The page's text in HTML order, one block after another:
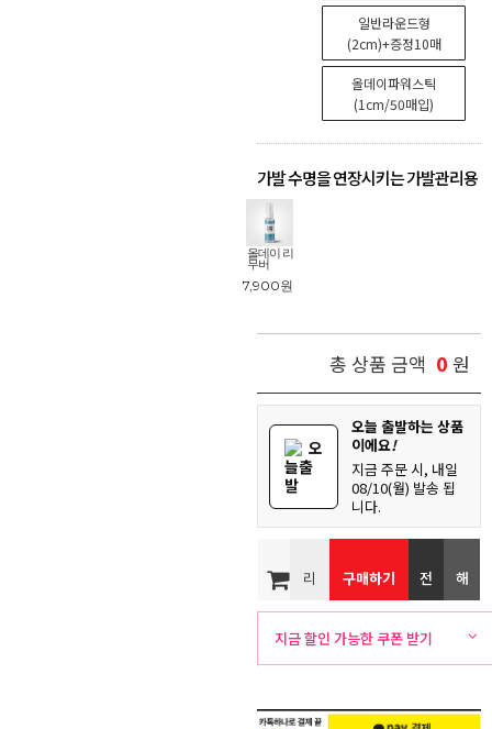
일반라운드형
(2cm)+증정10매
올데이파워스틱
(1cm/50매입)
가발 수명을 연장시키는 가발관리용
품!
올데이 리
무버
7,900원
총 상품 금액 0 원
오
늘출
발
오늘 출발하는 상품
이에요!
지금 주문 시, 내일
08/10(월) 발송 됩
니다.
리
뷰
구매하기 전
화
해
외
지금 할인 가능한 쿠폰 받기